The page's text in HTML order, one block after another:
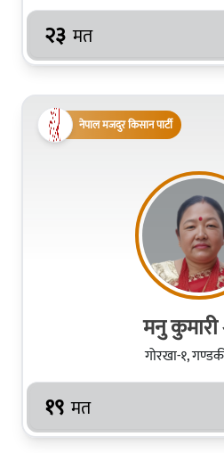
२३ मत
नेपाल मजदुर किसान पार्टी
मनु कुमारी
गोरखा-१,
१९ मत